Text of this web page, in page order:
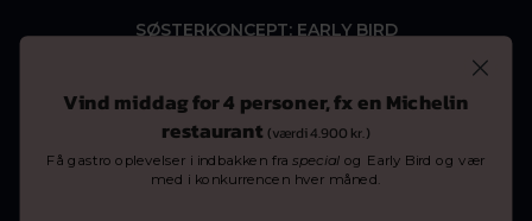
SØSTERKONCEPT: EARLY BIRD
Vind middag for 4 personer, fx en Michelin
restaurant (værdi 4.900 kr.)
Få gastro oplevelser i indbakken fra special og Early Bird og vær
med i konkurrencen hver måned.